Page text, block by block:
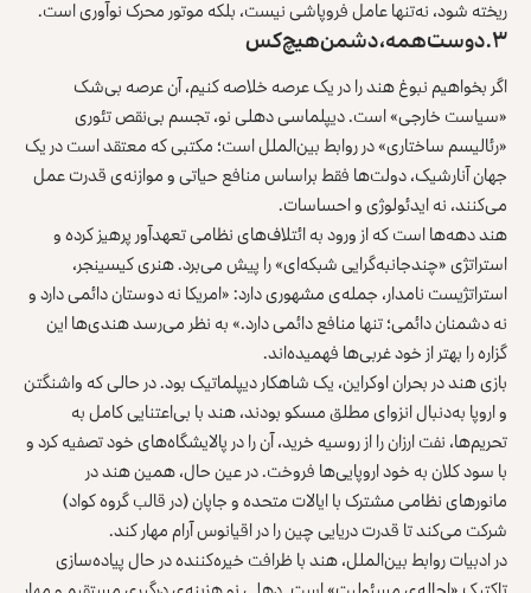
ریخته شود، نه‌تنها عامل فروپاشی نیست، بلکه موتور محرک نوآوری است.
۳. دوست همه، دشمن هیچ‌کس
اگر بخواهیم نبوغ هند را در یک عرصه خلاصه کنیم، آن عرصه بی‌شک
«سیاست خارجی» است. دیپلماسی دهلی‌ نو، تجسم بی‌نقص تئوری
«رئالیسم ساختاری» در روابط بین‌الملل است؛ مکتبی که معتقد است در یک
جهان آنارشیک، دولت‌ها فقط براساس منافع حیاتی و موازنه‌ی قدرت عمل
می‌کنند، نه ایدئولوژی و احساسات.
هند دهه‌ها است که از ورود به ائتلاف‌های نظامی تعهدآور پرهیز کرده و
استراتژی «چندجانبه‌گرایی شبکه‌ای» را پیش می‌برد. هنری کیسینجر،
استراتژیست نامدار، جمله‌ی مشهوری دارد: «امریکا نه دوستان دائمی دارد و
نه دشمنان دائمی؛ تنها منافع دائمی دارد.» به نظر می‌رسد هندی‌ها این
گزاره را بهتر از خود غربی‌ها فهمیده‌اند.
بازی هند در بحران اوکراین، یک شاهکار دیپلماتیک بود. در حالی که واشنگتن
و اروپا به‌دنبال انزوای مطلق مسکو بودند، هند با بی‌اعتنایی کامل به
تحریم‌ها، نفت ارزان را از روسیه خرید، آن را در پالایشگاه‌های خود تصفیه کرد و
با سود کلان به خود اروپایی‌ها فروخت. در عین حال، همین هند در
مانورهای نظامی مشترک با ایالات متحده و جاپان (در قالب گروه کواد)
شرکت می‌کند تا قدرت دریایی چین را در اقیانوس آرام مهار کند.
در ادبیات روابط بین‌الملل، هند با ظرافت خیره‌کننده در حال پیاده‌سازی